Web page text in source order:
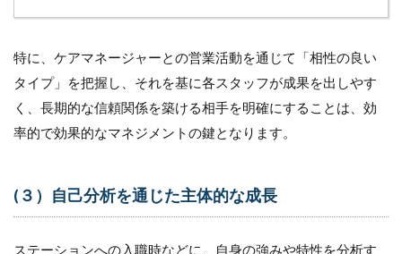
特に、ケアマネージャーとの営業活動を通じて「相性の良い
タイプ」を把握し、それを基に各スタッフが成果を出しやす
く、長期的な信頼関係を築ける相手を明確にすることは、効
率的で効果的なマネジメントの鍵となります。
(３）自己分析を通じた主体的な成長
ステーションへの入職時などに、自身の強みや特性を分析す